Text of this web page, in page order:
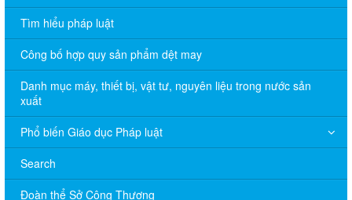
Tìm hiểu pháp luật
Công bố hợp quy sản phẩm dệt may
Danh mục máy, thiết bị, vật tư, nguyên liệu trong nước sản
xuất
Phổ biến Giáo dục Pháp luật
Search
Đoàn thể Sở Công Thương